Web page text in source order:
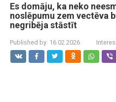
Es domāju, ka neko
noslēpumu zem vectēva
negribēja stāstīt
Published by: 16.02.2026